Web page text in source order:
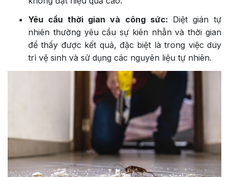
Yêu cầu thời gian và công sức: Diệt gián tự
nhiên thường yêu cầu sự kiên nhẫn và thời gian
để thấy được kết quả, đặc biệt là trong việc duy
trì vệ sinh và sử dụng các nguyên liệu tự nhiên.